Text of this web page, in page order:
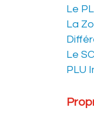
Le
La
Le
PLU